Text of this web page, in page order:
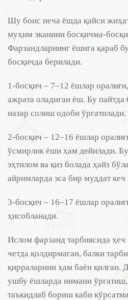
Шу боис неча ёшда қайси
муҳим эканини босқичма-
Фарзандларнинг ёшига қараб
босқичда берилади.
1-босқич – 7–12 ёшлар
ажрата оладиган ёш. Бу пайтда
назар солиш одоби ўргатилади.
2-босқич – 12–16 ёшлар
ўсмирлик ёши ҳам дейилади. Бу
эҳтилом ва қиз болада ҳайз
айримларда эса бир муддат кеч
3-босқич – 16–17 ёшлар
ҳисобланади.
Ислом фарзанд тарбиясида
четда қолдирмаган, балки
қирраларини ҳам баён қилган.
ушбу ёшларда нимани
таъкидлаб бориш каби